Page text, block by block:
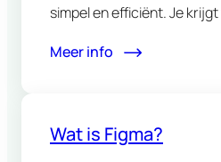
simpel en efficiënt. Je
Meer info
Wat is Figma?